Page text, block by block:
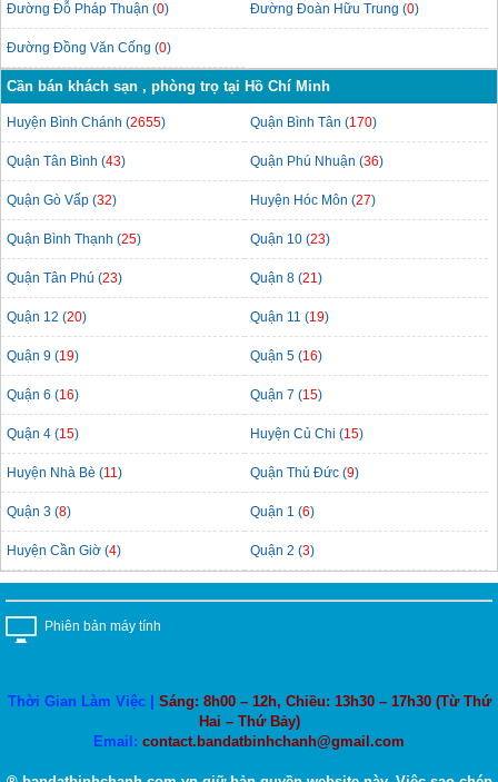
Đường Đỗ Pháp Thuận (0) Đường Đoàn Hữu Trung (0)
Đường Đồng Văn Cống (0)
Cần bán khách sạn , phòng trọ tại Hồ Chí Minh
Huyện Bình Chánh (2655) Quận Bình Tân (170)
Quận Tân Bình (43) Quận Phú Nhuận (36)
Quận Gò Vấp (32) Huyện Hóc Môn (27)
Quận Bình Thạnh (25) Quận 10 (23)
Quận Tân Phú (23) Quận 8 (21)
Quận 12 (20) Quận 11 (19)
Quận 9 (19) Quận 5 (16)
Quận 6 (16) Quận 7 (15)
Quận 4 (15) Huyện Củ Chi (15)
Huyện Nhà Bè (11) Quận Thủ Đức (9)
Quận 3 (8) Quận 1 (6)
Huyện Cần Giờ (4) Quận 2 (3)
Phiên bản máy tính
Thời Gian Làm Việc | Sáng: 8h00 – 12h, Chiều: 13h30 – 17h30 (Từ Thứ
Hai – Thứ Bảy)
Email: contact.bandatbinhchanh@gmail.com